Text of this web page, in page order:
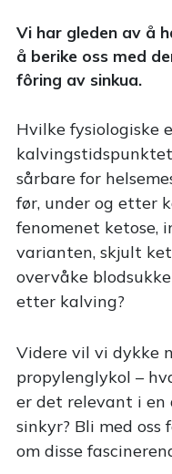
Vi har gleden av å
å berike oss med
fôring av sinkua.
Hvilke fysiologiske
sårbare for
før, under og etter
fenomenet ketose,
varianten, skjult
overvåke
etter kalving?
Videre vil vi dykke
propylenglykol –
er det relevant i en
sinkyr? Bli med
om disse